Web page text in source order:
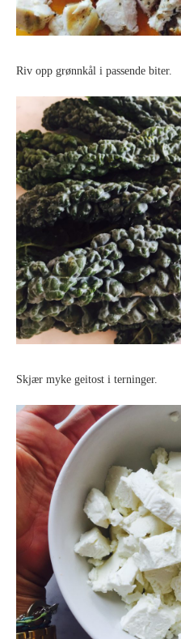
Riv opp grønnkål i passende biter.
Skjær myke geitost i terninger.